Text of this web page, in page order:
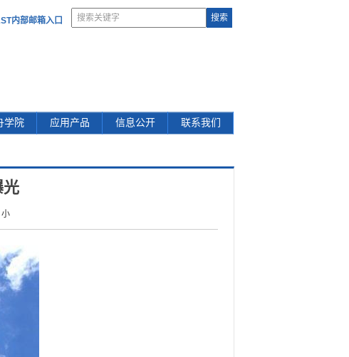
内部邮箱入口
学院 应用产品 信息公开 联系我们
光
小